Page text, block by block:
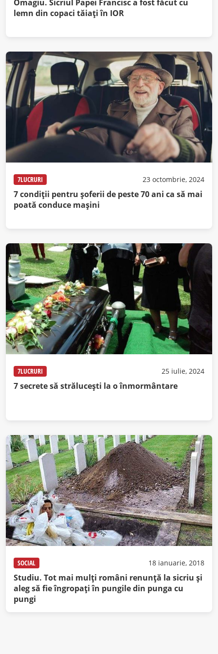
Omagiu. Sicriul Papei Francisc a fost făcut cu
lemn din copaci tăiați în IOR
7LUCRURI 23 octombrie, 2024
7 condiții pentru șoferii de peste 70 ani ca să mai
poată conduce mașini
7LUCRURI 25 iulie, 2024
7 secrete să strălucești la o înmormântare
SOCIAL 18 ianuarie, 2018
Studiu. Tot mai mulţi români renunţă la sicriu şi
aleg să fie îngropaţi în pungile din punga cu
pungi